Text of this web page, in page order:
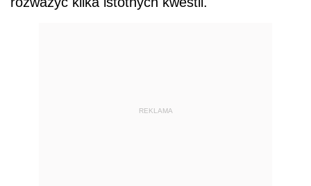
REKLAMA